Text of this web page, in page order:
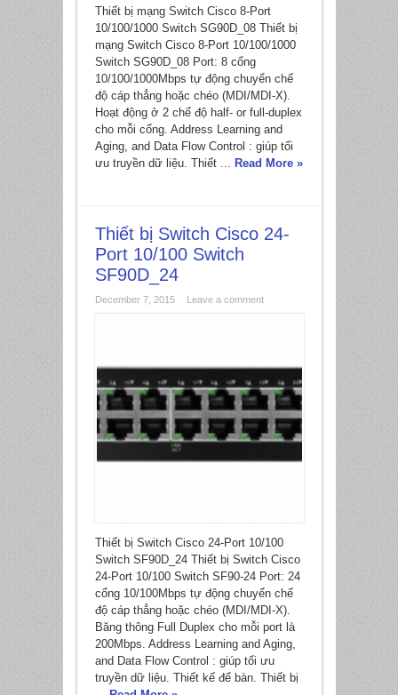
Thiết bị mạng Switch Cisco 8-Port
10/100/1000 Switch SG90D_08 Thiết bị
mạng Switch Cisco 8-Port 10/100/1000
Switch SG90D_08 Port: 8 cổng
10/100/1000Mbps tự động chuyển chế
độ cáp thẳng hoặc chéo (MDI/MDI-X).
Hoạt động ở 2 chế độ half- or full-duplex
cho mỗi cổng. Address Learning and
Aging, and Data Flow Control : giúp tối
ưu truyền dữ liệu. Thiết ... Read More »
Thiết bị Switch Cisco 24-
Port 10/100 Switch
SF90D_24
December 7, 2015 Leave a comment
Thiết bị Switch Cisco 24-Port 10/100
Switch SF90D_24 Thiết bị Switch Cisco
24-Port 10/100 Switch SF90-24 Port: 24
cổng 10/100Mbps tự động chuyển chế
độ cáp thẳng hoặc chéo (MDI/MDI-X).
Băng thông Full Duplex cho mỗi port là
200Mbps. Address Learning and Aging,
and Data Flow Control : giúp tối ưu
truyền dữ liệu. Thiết kế để bàn. Thiết bị
*